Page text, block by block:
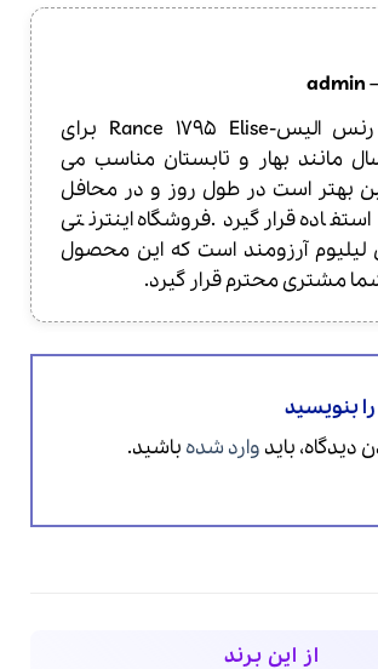
admin–
عطر ادکلن رنس الیس-Rance 1795 Elise برای
مانند بهار و تابستان مناسب می
بهتر است در طول روز و در محافل
قرار گیرد.فروشگاه اینترنتی
لیلیوم آرزومند است که این محصول
مشتری محترم قرار گیرد.
بنویسید
دیدگاه، باید وارد شده باشید.
از این برند